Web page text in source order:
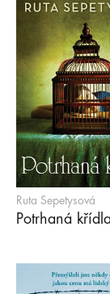
Ruta Sepetysová
Potrhaná křídla